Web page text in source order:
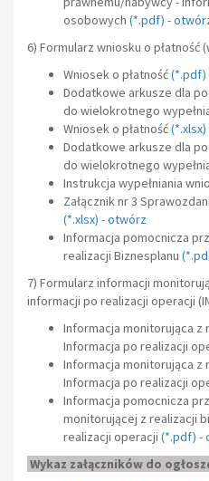
osobowych (*.pdf) -
6) Formularz wniosku o płatność (
Wniosek o płatność(*.pdf)
Dodatkowe arkusze dla
do wielokrotnego
Wniosek o płatność(*.xlsx)
Dodatkowe arkusze dla
do wielokrotnego
Instrukcja wypełniania
Załącznik nr 3
(*.xlsx) -otwórz
Informacja pomocnicza
realizacji Biznesplanu (
7) Formularz informacji
informacji po realizacji operacji
Informacja monitorująca z
Informacja po realizacji
Informacja monitorująca z
Informacja po realizacji
Informacja pomocnicza
monitorującej z realizacji
realizacji operacji (*.pdf) -
Wykaz załączników do